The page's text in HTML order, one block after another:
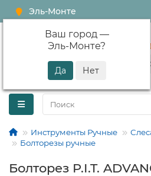
Эль-Монте
Ваш город —
Эль-Монте?
+7
Инструменты Ручные
Болторезы ручные
Болторез P.I.T.